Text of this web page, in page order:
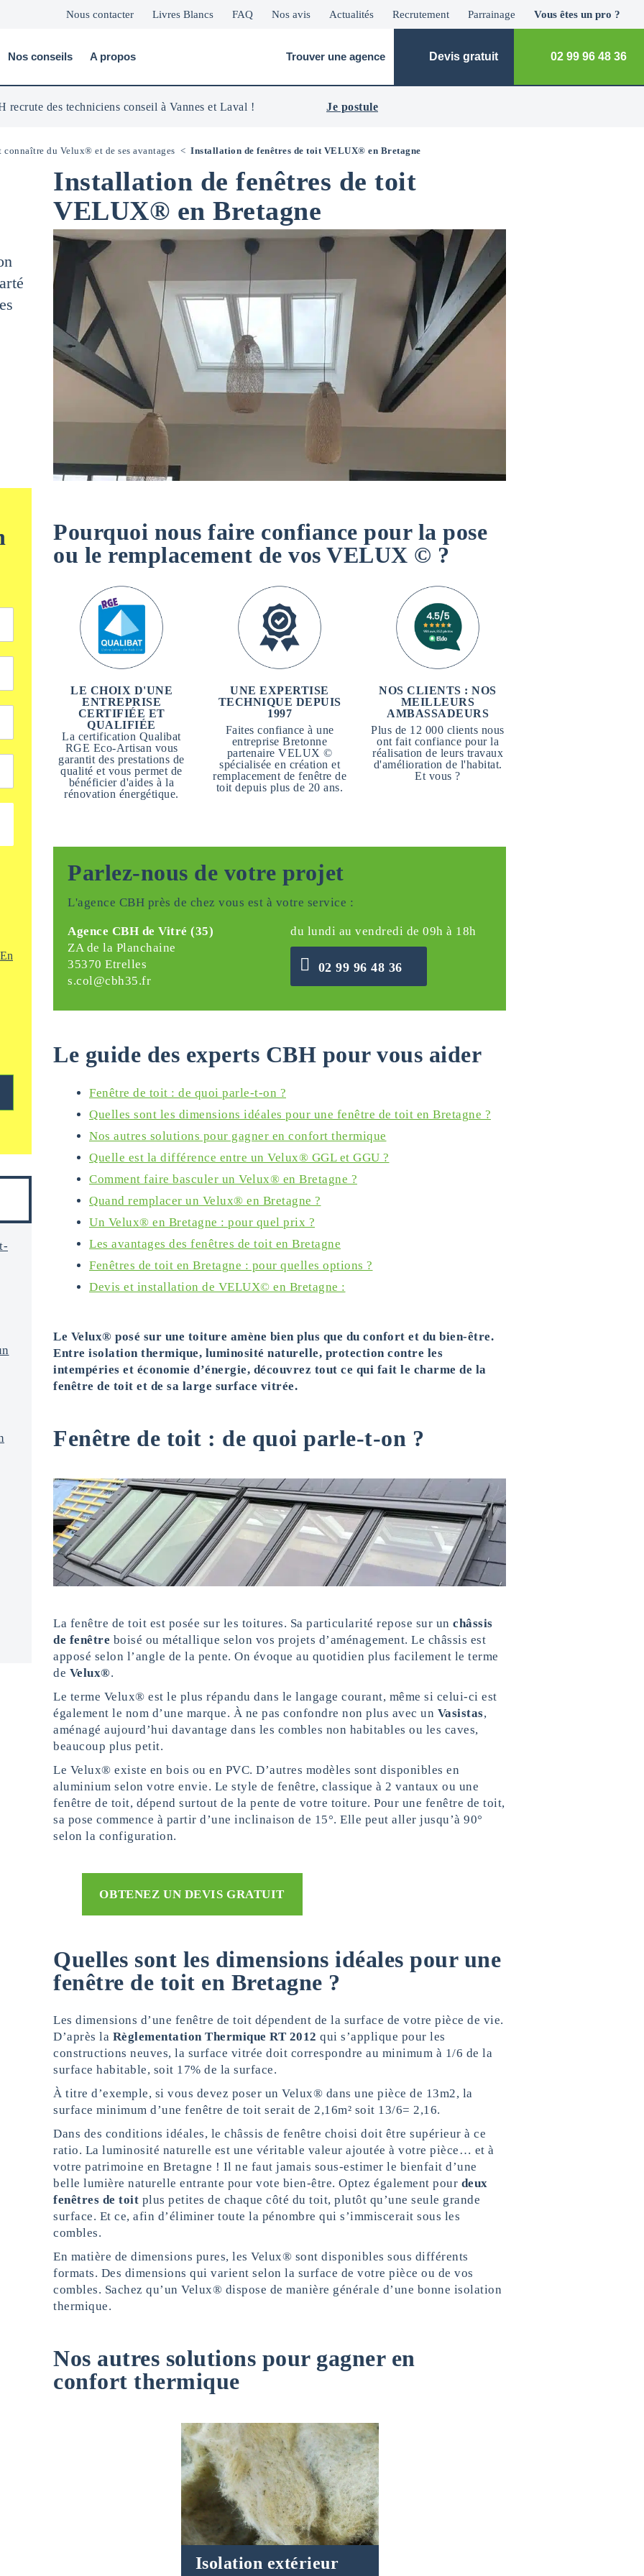
Nous contacter Livres Blancs FAQ Nos avis Actualités Recrutement Parrainage Vous êtes un pro ?
Nos conseils A propos Trouver une agence Devis gratuit 02 99 96 48 36
recrute des techniciens conseil à Vannes et Laval ! Je postule
du Velux® et de ses avantages < Installation de fenêtres de toit VELUX® en Bretagne
Installation de fenêtres de toit
VELUX® en Bretagne
En
Pourquoi nous faire confiance pour la pose
ou le remplacement de vos VELUX © ?
LE CHOIX D'UNE
ENTREPRISE
CERTIFIÉE ET
QUALIFIÉE
La certification Qualibat
RGE Eco-Artisan vous
garantit des prestations de
qualité et vous permet de
bénéficier d'aides à la
rénovation énergétique.
UNE EXPERTISE
TECHNIQUE DEPUIS
1997
Faites confiance à une
entreprise Bretonne
partenaire VELUX ©
spécialisée en création et
remplacement de fenêtre de
toit depuis plus de 20 ans.
NOS CLIENTS : NOS
MEILLEURS
AMBASSADEURS
Plus de 12 000 clients nous
ont fait confiance pour la
réalisation de leurs travaux
d'amélioration de l'habitat.
Et vous ?
Parlez-nous de votre projet
L'agence CBH près de chez vous est à votre service :
Agence CBH de Vitré (35)
ZA de la Planchaine
35370 Etrelles
s.col@cbh35.fr
du lundi au vendredi de 09h à 18h
02 99 96 48 36
Le guide des experts CBH pour vous aider
Fenêtre de toit : de quoi parle-t-on ?
Quelles sont les dimensions idéales pour une fenêtre de toit en Bretagne ?
Nos autres solutions pour gagner en confort thermique
Quelle est la différence entre un Velux® GGL et GGU ?
Comment faire basculer un Velux® en Bretagne ?
Quand remplacer un Velux® en Bretagne ?
Un Velux® en Bretagne : pour quel prix ?
Les avantages des fenêtres de toit en Bretagne
Fenêtres de toit en Bretagne : pour quelles options ?
Devis et installation de VELUX© en Bretagne :
Le Velux® posé sur une toiture amène bien plus que du confort et du bien-être.
Entre isolation thermique, luminosité naturelle, protection contre les
intempéries et économie d’énergie, découvrez tout ce qui fait le charme de la
fenêtre de toit et de sa large surface vitrée.
Fenêtre de toit : de quoi parle-t-on ?
La fenêtre de toit est posée sur les toitures. Sa particularité repose sur un châssis
de fenêtre boisé ou métallique selon vos projets d’aménagement. Le châssis est
apposé selon l’angle de la pente. On évoque au quotidien plus facilement le terme
de Velux®.
Le terme Velux® est le plus répandu dans le langage courant, même si celui-ci est
également le nom d’une marque. À ne pas confondre non plus avec un Vasistas,
aménagé aujourd’hui davantage dans les combles non habitables ou les caves,
beaucoup plus petit.
Le Velux® existe en bois ou en PVC. D’autres modèles sont disponibles en
aluminium selon votre envie. Le style de fenêtre, classique à 2 vantaux ou une
fenêtre de toit, dépend surtout de la pente de votre toiture. Pour une fenêtre de toit,
sa pose commence à partir d’une inclinaison de 15°. Elle peut aller jusqu’à 90°
selon la configuration.
OBTENEZ UN DEVIS GRATUIT
Quelles sont les dimensions idéales pour une
fenêtre de toit en Bretagne ?
Les dimensions d’une fenêtre de toit dépendent de la surface de votre pièce de vie.
D’après la Règlementation Thermique RT 2012 qui s’applique pour les
constructions neuves, la surface vitrée doit correspondre au minimum à 1/6 de la
surface habitable, soit 17% de la surface.
À titre d’exemple, si vous devez poser un Velux® dans une pièce de 13m2, la
surface minimum d’une fenêtre de toit serait de 2,16m² soit 13/6= 2,16.
Dans des conditions idéales, le châssis de fenêtre choisi doit être supérieur à ce
ratio. La luminosité naturelle est une véritable valeur ajoutée à votre pièce… et à
votre patrimoine en Bretagne ! Il ne faut jamais sous-estimer le bienfait d’une
belle lumière naturelle entrante pour vote bien-être. Optez également pour deux
fenêtres de toit plus petites de chaque côté du toit, plutôt qu’une seule grande
surface. Et ce, afin d’éliminer toute la pénombre qui s’immiscerait sous les
combles.
En matière de dimensions pures, les Velux® sont disponibles sous différents
formats. Des dimensions qui varient selon la surface de votre pièce ou de vos
combles. Sachez qu’un Velux® dispose de manière générale d’une bonne isolation
thermique.
Nos autres solutions pour gagner en
confort thermique
Isolation extérieur